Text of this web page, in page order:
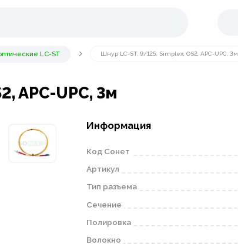
LC-ST Шнур LC-ST, 9/125, Simplex, OS2, APC-UPC, 3м
APC-UPC, 3м
Информация
Код Сонет
Артикул
Тип разъема
Сечение
Полировка
Волокно